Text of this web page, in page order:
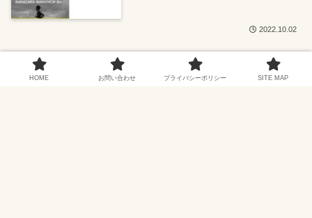
2022.10.02
HOME お問い合わせ プライバシーポリシー SITE MAP